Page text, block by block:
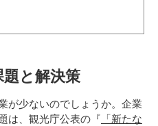
と解決策
が少ないのでしょうか。企業
は、観光庁公表の『 「新たな